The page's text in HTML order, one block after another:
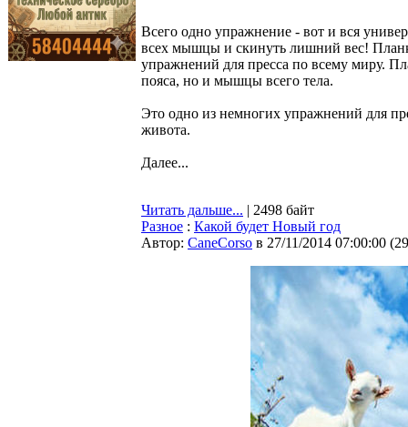
Всего одно упражнение - вот и вся
всех мышцы и скинуть лишний вес!
упражнений для пресса по всему миру.
пояса, но и мышцы всего тела.
Это одно из немногих упражнений для
живота.
Далее...
Читать дальше... | 2498 байт
Разное : Какой будет Новый год
Автор: CaneCorso в 27/11/2014 07:00:00 (